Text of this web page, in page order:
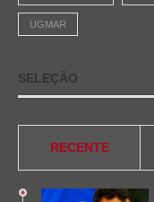
UGMAR
SELEÇÃO
RECENTE